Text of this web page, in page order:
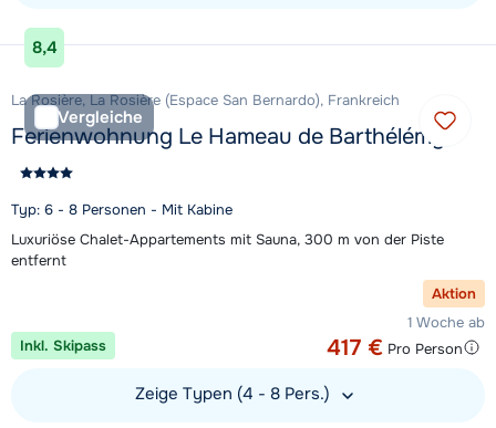
Unterkunft ansehen
8,4
Vergleiche
La Rosière, La Rosière (Espace San Bernardo), Frankreich
Ferienwohnung Le Hameau de Barthélémy
Typ: 6 - 8 Personen - Mit Kabine
Luxuriöse Chalet-Appartements mit Sauna, 300 m von der Piste
entfernt
Aktion
1 Woche ab
417 € Pro Person
Inkl. Skipass
Zeige Typen (4 - 8 Pers.)